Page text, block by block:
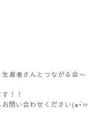
者さんとつながる会〜
す！！
問い合わせください(๑•̀ㅂ